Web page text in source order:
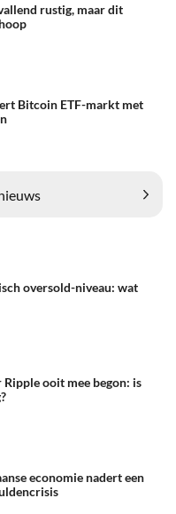
rustig, maar dit
Bitcoin ETF-markt met
oversold-niveau: wat
ooit mee begon: is
economie nadert een